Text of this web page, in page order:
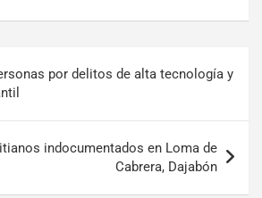
por delitos de alta tecnología y
indocumentados en Loma de
Cabrera, Dajabón